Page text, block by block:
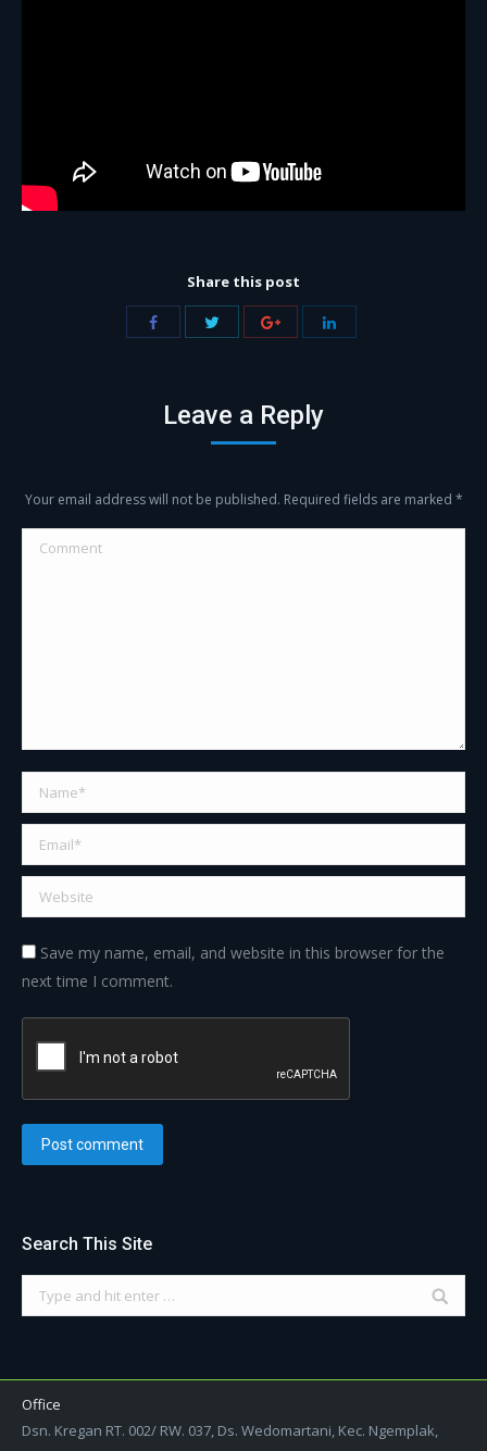
Share this post
Share Share Share
Leave a Reply
Your email address will not be published. Required fields are marked *
Comment
Name *
Email *
Website
Save my name, email, and website in this browser for the
next time I comment.
Post comment
Search This Site
Search:
Office
Dsn. Kregan RT. 002/ RW. 037, Ds. Wedomartani, Kec. Ngemplak,